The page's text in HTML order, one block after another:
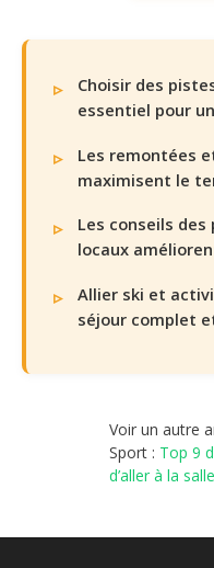
Choisir des
essentiel pour
Les remontées
maximisent le
Les conseils
locaux
Allier ski et
séjour complet
Voir un autre
Sport : Top 9
d’aller à la